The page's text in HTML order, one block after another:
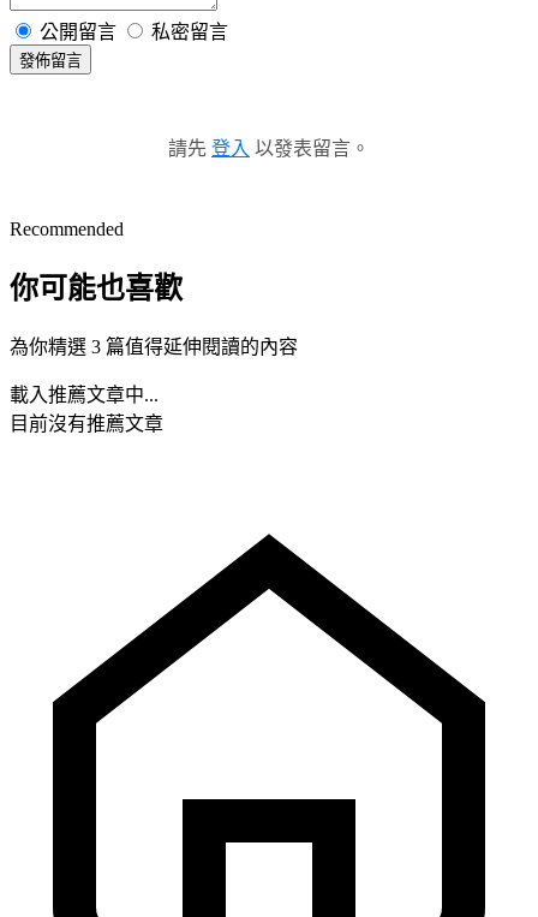
公開留言 私密留言
發佈留言
請先 登入 以發表留言。
Recommended
你可能也喜歡
為你精選 3 篇值得延伸閱讀的內容
載入推薦文章中...
目前沒有推薦文章